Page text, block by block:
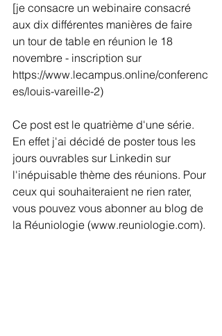
[je consacre un webinaire consacré
aux dix différentes manières de faire
un tour de table en réunion le 18
novembre - inscription sur
https://www.lecampus.online/conferenc
es/louis-vareille-2)
Ce post est le quatrième d'une série.
En effet j'ai décidé de poster tous les
jours ouvrables sur Linkedin sur
l'inépuisable thème des réunions. Pour
ceux qui souhaiteraient ne rien rater,
vous pouvez vous abonner au blog de
la Réuniologie (www.reuniologie.com).